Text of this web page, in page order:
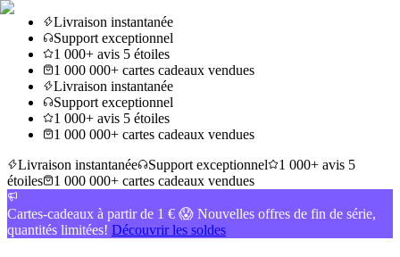
Livraison instantanée
Support exceptionnel
1 000+ avis 5 étoiles
1 000 000+ cartes cadeaux vendues
Livraison instantanée
Support exceptionnel
1 000+ avis 5 étoiles
1 000 000+ cartes cadeaux vendues
Livraison instantanée
Support exceptionnel
1 000+ avis 5
étoiles
1 000 000+ cartes cadeaux vendues
Cartes-cadeaux à partir de 1 € 😱 Nouvelles offres de fin de série,
quantités limitées! Découvrir les soldes